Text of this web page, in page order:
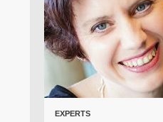
EXPERTS